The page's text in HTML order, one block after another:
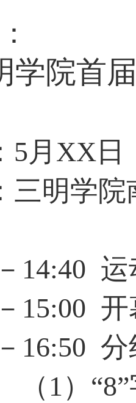
：
学院首
5月 XX 日
三明学院
－ 14:40 运
－ 15:00 开
－ 16:50 分
（ 1） “8”